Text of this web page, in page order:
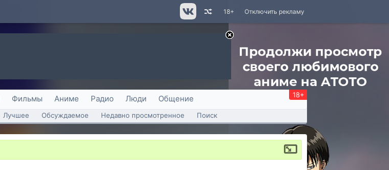
Отключить рекламу
18+
Фильмы Аниме Радио Люди Общение 18+
Лучшее Обсуждаемое Недавно просмотренное Поиск